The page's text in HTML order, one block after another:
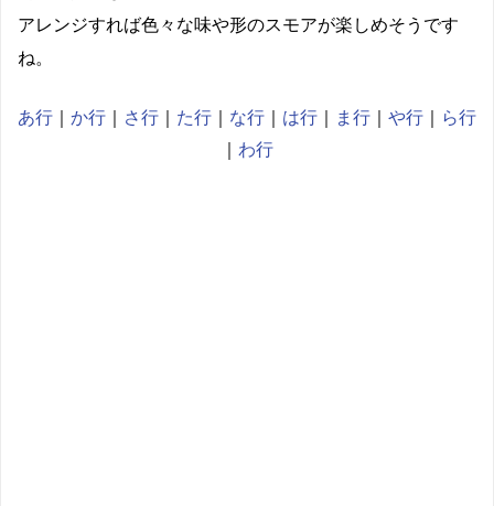
アレンジすれば色々な味や形のスモアが楽しめそうです
ね。
あ行 か行 さ行 た行 な行 は行 ま行 や行
ら行
わ行